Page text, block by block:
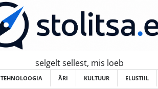
selgelt sellest, mis loeb
TEHNOLOOGIA ÄRI KULTUUR ELUSTIIL